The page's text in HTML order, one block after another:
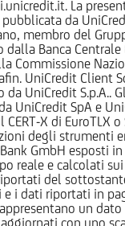
La
da
membro del
Banca Centrale
Commissione
UniCredit Client
da UniCredit S.p.A..
UniCredit SpA e
X di EuroTLX o
degli strumenti
GmbH esposti
reale e calcolati
del
i dati riportati in
un
con uno